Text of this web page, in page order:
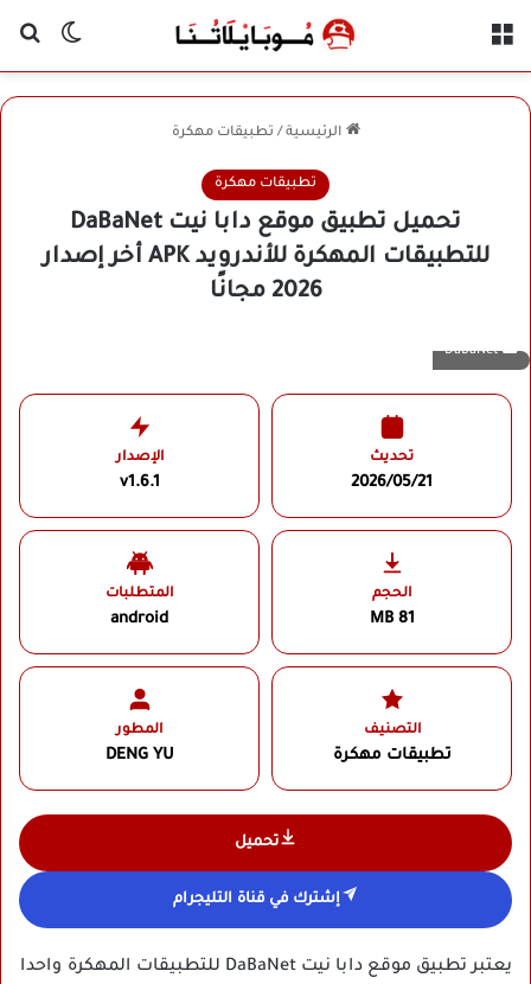
الوضع
الرئيسية / تطبيقات مهكرة
تطبيقات مهكرة
تحميل تطبيق موقع دابا نيت DaBaNet
للتطبيقات المهكرة للأندرويد APK أخر إصدار
2026 مجانًا
DaBaNet
تحديث
2026/05/21
الإصدار
v1.6.1
الحجم
81 MB
المتطلبات
android
التصنيف
تطبيقات مهكرة
المطور
DENG YU‏
تحميل
إشترك في قناة التليجرام
يعتبر تطبيق موقع دابا نيت DaBaNet للتطبيقات المهكرة واحدا